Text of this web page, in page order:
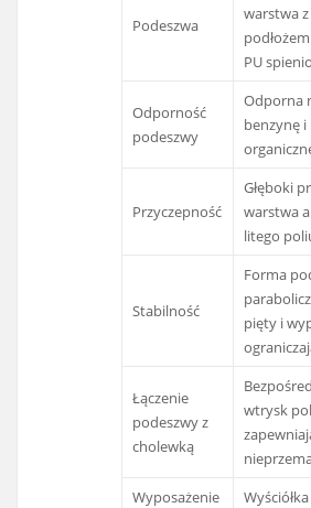
Podeszwa
warstwa
PU
Odporność
podeszwy
Odporna
benzynę
Przyczepność
Głęboki
warstwa
litego
Stabilność
Forma
pięty i
Łączenie
podeszwy z
cholewką
wtrysk
Wyposażenie